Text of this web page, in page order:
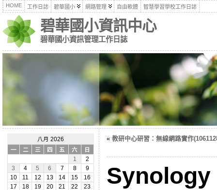
HOME 工作日誌 碧華國小 網路管理 自由軟體 智慧學習學校工作日誌
碧華國小資訊中心
碧華國小資訊管理工作日誌
八月 2026
一
二 三 四 五 六
日
1
2
3
4 5 6 7 8
9
10
11 12 13 14 15
16
17
18 19 20 21 22
23
« 教研中心研習：無線網路實作
Synology